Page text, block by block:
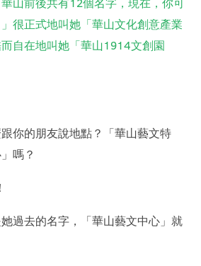
很正式地叫她「華山文化創意產業
自在地叫她「華山1914文創園
你的朋友說地點？「華山藝文特
嗎？
她過去的名字，「華山藝文中心」就